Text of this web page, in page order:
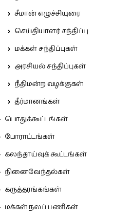
சீமான் எழுச்சியுரை
செய்தியாளர் சந்திப்பு
மக்கள் சந்திப்புகள்
அரசியல் சந்திப்புகள்
நீதிமன்ற வழக்குகள்
தீர்மானங்கள்
பொதுக்கூட்டங்கள்
போராட்டங்கள்
கலந்தாய்வுக் கூட்டங்கள்
நினைவேந்தல்கள்
கருத்தரங்கங்கள்
மக்கள் நலப் பணிகள்